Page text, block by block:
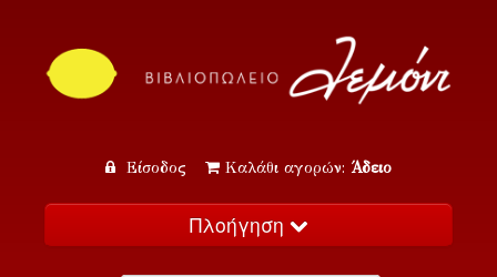
Είσοδος Καλάθι αγορών: Άδειο
Πλοήγηση